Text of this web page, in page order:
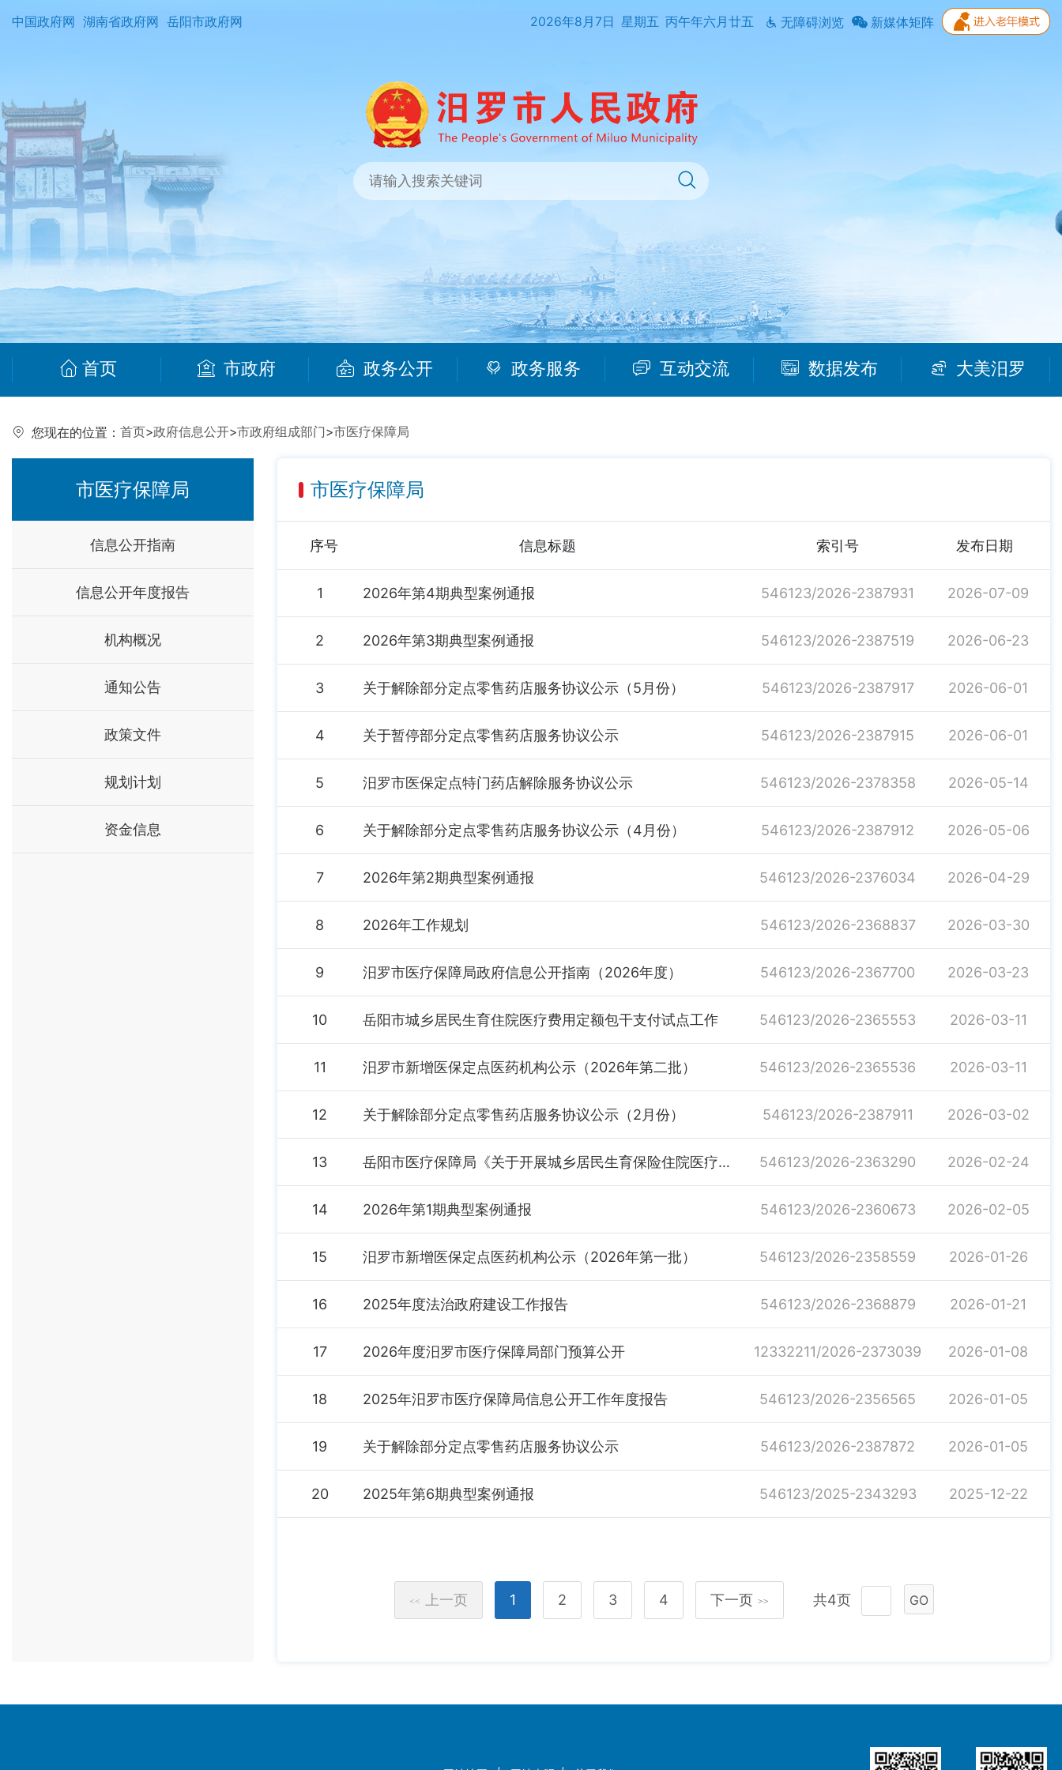
中国政府网 湖南省政府网 岳阳市政府网 2026年8月7日 星期五 丙午年六月廿五 无障碍浏览 新媒体矩阵
首页 市政府 政务公开 政务服务 互动交流 数据发布 大美汨罗
您现在的位置： 首页>政府信息公开>市政府组成部门>市医疗保障局
市医疗保障局
信息公开指南
信息公开年度报告
机构概况
通知公告
政策文件
规划计划
资金信息
市医疗保障局
序号 信息标题 索引号 发布日期
1 2026年第4期典型案例通报 546123/2026-2387931 2026-07-09
2 2026年第3期典型案例通报 546123/2026-2387519 2026-06-23
3 关于解除部分定点零售药店服务协议公示（5月份） 546123/2026-2387917 2026-06-01
4 关于暂停部分定点零售药店服务协议公示 546123/2026-2387915 2026-06-01
5 汨罗市医保定点特门药店解除服务协议公示 546123/2026-2378358 2026-05-14
6 关于解除部分定点零售药店服务协议公示（4月份） 546123/2026-2387912 2026-05-06
7 2026年第2期典型案例通报 546123/2026-2376034 2026-04-29
8 2026年工作规划 546123/2026-2368837 2026-03-30
9 汨罗市医疗保障局政府信息公开指南（2026年度） 546123/2026-2367700 2026-03-23
10 岳阳市城乡居民生育住院医疗费用定额包干支付试点工作 546123/2026-2365553 2026-03-11
11 汨罗市新增医保定点医药机构公示（2026年第二批） 546123/2026-2365536 2026-03-11
12 关于解除部分定点零售药店服务协议公示（2月份） 546123/2026-2387911 2026-03-02
13 岳阳市医疗保障局《关于开展城乡居民生育保险住院医疗费用 定额包干支付试点工作的通知》（岳医保发〔2026〕5号） 546123/2026-2363290 2026-02-24
14 2026年第1期典型案例通报 546123/2026-2360673 2026-02-05
15 汨罗市新增医保定点医药机构公示（2026年第一批） 546123/2026-2358559 2026-01-26
16 2025年度法治政府建设工作报告 546123/2026-2368879 2026-01-21
17 2026年度汨罗市医疗保障局部门预算公开 12332211/2026-2373039 2026-01-08
18 2025年汨罗市医疗保障局信息公开工作年度报告 546123/2026-2356565 2026-01-05
19 关于解除部分定点零售药店服务协议公示 546123/2026-2387872 2026-01-05
20 2025年第6期典型案例通报 546123/2025-2343293 2025-12-22
<< 上一页 1 2 3 4 下一页 >> 共4页 GO